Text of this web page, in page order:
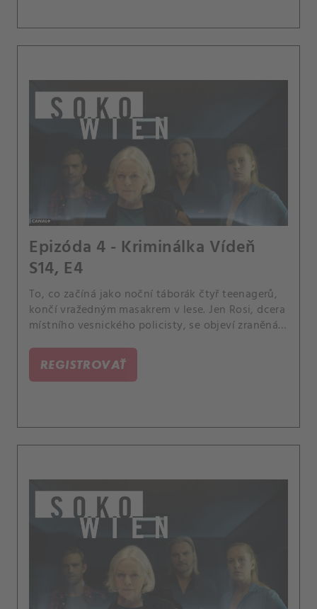
Epizóda 4 - Kriminálka Vídeň
S14, E4
To, co začíná jako noční táborák čtyř teenagerů,
končí vražedným masakrem v lese. Jen Rosi, dcera
místního vesnického policisty, se objeví zraněná a
REGISTROVAŤ